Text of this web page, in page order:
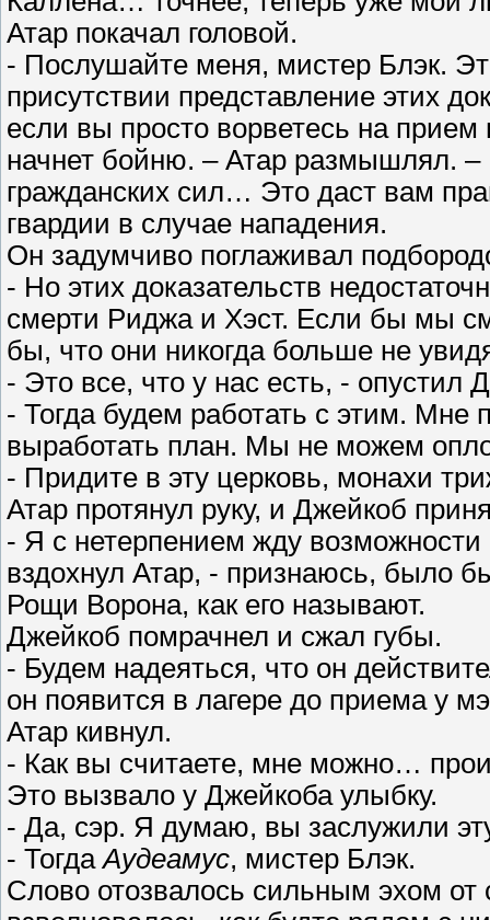
Атар покачал головой.
- Послушайте меня, мистер Блэк.
присутствии представление этих
если вы просто ворветесь на
начнет бойню. – Атар размышлял. –
гражданских сил… Это даст вам
гвардии в случае нападения.
Он задумчиво поглаживал
- Но этих доказательств
смерти Риджа и Хэст. Если бы мы
бы, что они никогда больше не
- Это все, что у нас есть, - опустил
- Тогда будем работать с этим. Мне
выработать план. Мы не можем
- Придите в эту церковь, монахи
Атар протянул руку, и Джейкоб
- Я с нетерпением жду
вздохнул Атар, - признаюсь, было
Рощи Ворона, как его называют.
Джейкоб помрачнел и сжал губы.
- Будем надеяться, что он
он появится в лагере до приема у
Атар кивнул.
- Как вы считаете, мне можно…
Это вызвало у Джейкоба улыбку.
- Да, сэр. Я думаю, вы заслужили
- ТогдаАудеамус, мистер Блэк.
Слово отозвалось сильным эхом от